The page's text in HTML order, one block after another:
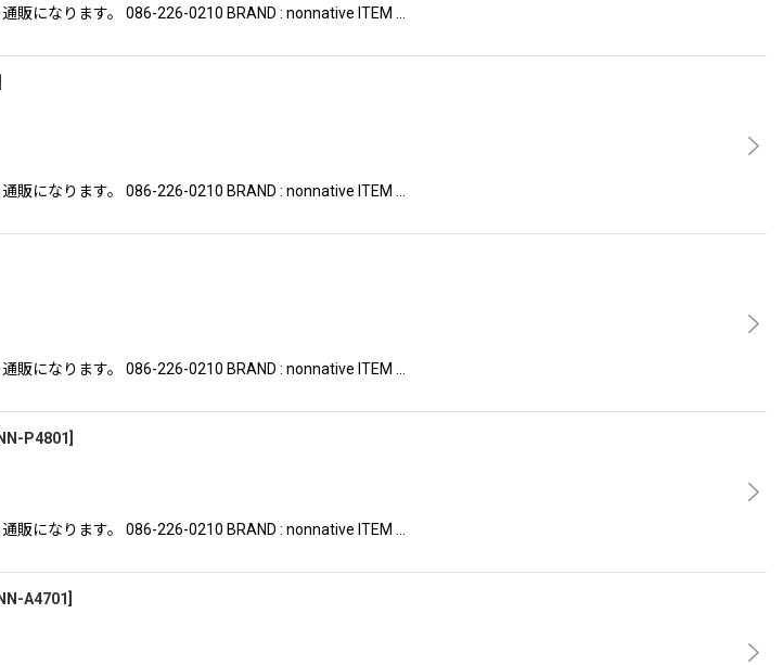
販になります。 086-226-0210 BRAND : nonnative ITEM …
販になります。 086-226-0210 BRAND : nonnative ITEM …
販になります。 086-226-0210 BRAND : nonnative ITEM …
NN-P4801
販になります。 086-226-0210 BRAND : nonnative ITEM …
NN-A4701